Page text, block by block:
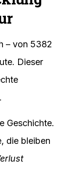
– von 5382
Dieser
Geschichte.
die bleiben